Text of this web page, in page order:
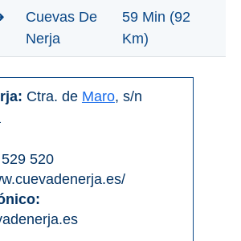
Cuevas De
Nerja
59 Min (92
Km)
Ctra. de Maro, s/n
520